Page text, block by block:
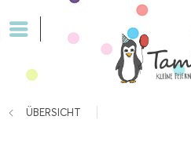
ÜBERSICHT